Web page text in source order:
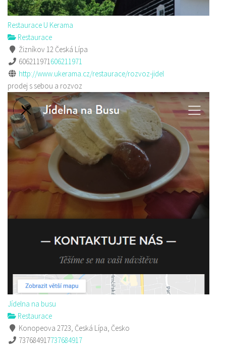
Restaurace U Kerama
Restaurace
Žizníkov 12 Česká Lípa
606211971606211971
http://www.ukerama.cz/restaurace/rozvoz-jidel
prodej s sebou a rozvoz
Jídelna na busu
Restaurace
Konopeova 2723, Česká Lípa, Česko
737684917737684917